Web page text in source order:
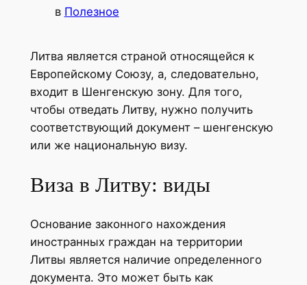
в Полезное
Литва является страной относящейся к
Европейскому Союзу, а, следовательно,
входит в Шенгенскую зону. Для того,
чтобы отведать Литву, нужно получить
соответствующий документ – шенгенскую
или же национальную визу.
Виза в Литву: виды
Основание законного нахождения
иностранных граждан на территории
Литвы является наличие определенного
документа. Это может быть как